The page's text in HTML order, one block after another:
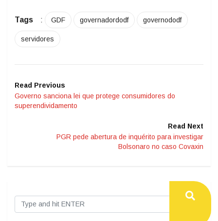
Tags : GDF governadordodf governododf
servidores
Read Previous
Governo sanciona lei que protege consumidores do
superendividamento
Read Next
PGR pede abertura de inquérito para investigar
Bolsonaro no caso Covaxin